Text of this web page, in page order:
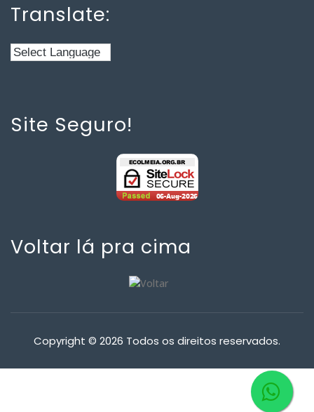
Translate:
Site Seguro!
Voltar lá pra cima
Copyright © 2026 Todos os direitos reservados.